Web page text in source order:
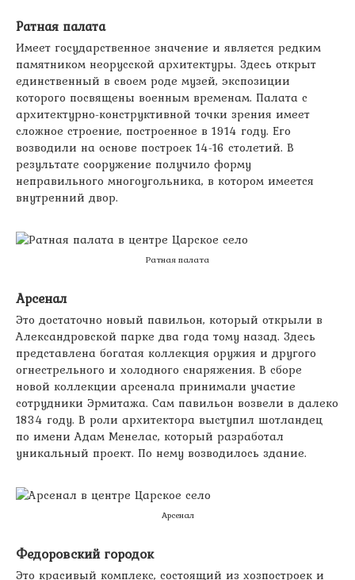
Ратная палата
Имеет государственное значение и является редким
памятником неорусской архитектуры. Здесь открыт
единственный в своем роде музей, экспозиции
которого посвящены военным временам. Палата с
архитектурно-конструктивной точки зрения имеет
сложное строение, построенное в 1914 году. Его
возводили на основе построек 14-16 столетий. В
результате сооружение получило форму
неправильного многоугольника, в котором имеется
внутренний двор.
Ратная палата
Арсенал
Это достаточно новый павильон, который открыли в
Александровской парке два года тому назад. Здесь
представлена богатая коллекция оружия и другого
огнестрельного и холодного снаряжения. В сборе
новой коллекции арсенала принимали участие
сотрудники Эрмитажа. Сам павильон возвели в далеко
1834 году. В роли архитектора выступил шотландец
по имени Адам Менелас, который разработал
уникальный проект. По нему возводилось здание.
Арсенал
Федоровский городок
Это красивый комплекс, состоящий из хозпостроек и